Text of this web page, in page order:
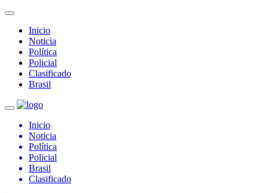
Inicio
Noticia
Política
Policial
Clasificado
Brasil
Inicio
Noticia
Política
Policial
Brasil
Clasificado